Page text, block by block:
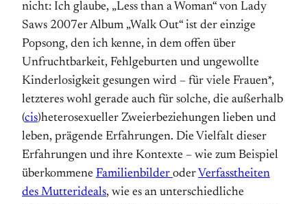
nicht: Ich glaube, „Less than a Woman“ von Lady
Saws 2007er Album „Walk Out“ ist der einzige
Popsong, den ich kenne, in dem offen über
Unfruchtbarkeit, Fehlgeburten und ungewollte
Kinderlosigkeit gesungen wird – für viele Frauen*,
letzteres wohl gerade auch für solche, die außerhalb
(cis)heterosexueller Zweierbeziehungen lieben und
leben, prägende Erfahrungen. Die Vielfalt dieser
Erfahrungen und ihre Kontexte – wie zum Beispiel
überkommene Familienbilder oder Verfasstheiten
des Mutterideals, wie es an unterschiedliche